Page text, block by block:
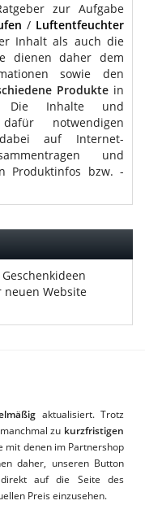
zur Aufgabe
/ Luftentfeuchter
Inhalt als auch die
dienen daher dem
sowie den
Produkte in
Die Inhalte und
notwendigen
auf Internet-
und
Produktinfos bzw. -
neuen Website
aktualisiert. Trotz
zu kurzfristigen
mit denen im Partnershop
daher, unseren Button
auf die Seite des
Preis einzusehen.